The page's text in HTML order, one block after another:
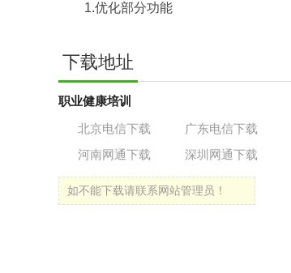
1.优化部分功能
下载地址
职业健康培训
北京电信下载
广东电信下载
河南网通下载
深圳网通下载
如不能下载请联系网站管理员！